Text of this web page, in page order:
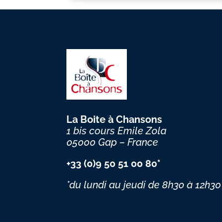
La Boite à Chansons
1 bis cours Emile Zola
05000 Gap – France
+33 (0)9 50 51 00 80*
*du lundi au jeudide 8h30 à 12h30